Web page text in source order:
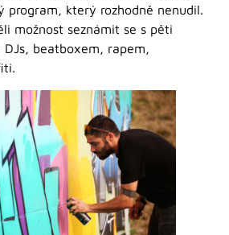
program, který rozhodně nenudil.
možnost seznámit se s pěti
beatboxem, rapem,